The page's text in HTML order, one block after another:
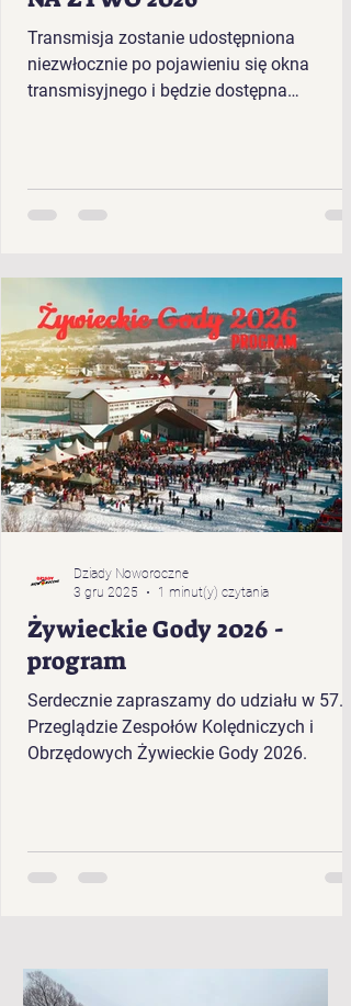
Transmisja zostanie udostępniona
niezwłocznie po pojawieniu się okna
transmisyjnego i będzie dostępna
Cięciny „Gronicki” z Brzuśnika „Jukace” z
Zabłocia „Pietrasianie” z Nieledwi „Świerki”
zza Potoka” z Brzuśnika „Bojcery” z
„Przybłędy” z Przybędzy „Wyrwicisy” z
Ciśca „Romanka” z Żabnicy „Harnasie z
Łyngu” z Milówki „K
Żywieckie Gody 2026 -
program
Serdecznie zapraszamy do udziału w 57.
Przeglądzie Zespołów Kolędniczych i
Obrzędowych Żywieckie Gody 2026.
Dziady Noworoczne
3 gru 2025
1 minut(y) czytania